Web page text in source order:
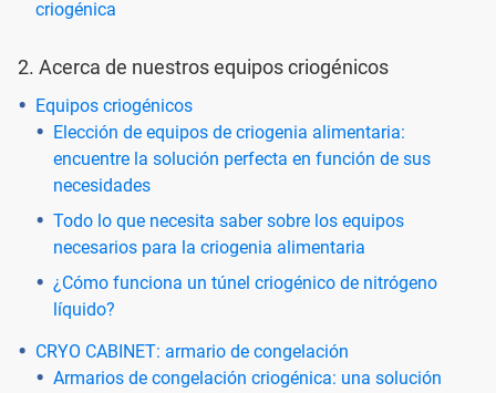
criogénica
2. Acerca de nuestros equipos criogénicos
Equipos criogénicos
Elección de equipos de criogenia alimentaria:
encuentre la solución perfecta en función de sus
necesidades
Todo lo que necesita saber sobre los equipos
necesarios para la criogenia alimentaria
¿Cómo funciona un túnel criogénico de nitrógeno
líquido?
CRYO CABINET: armario de congelación
Armarios de congelación criogénica: una solución